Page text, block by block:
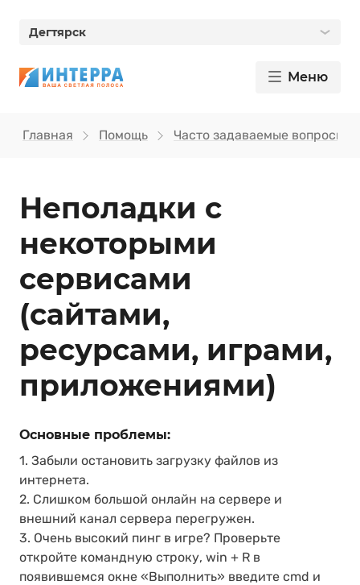
Дегтярск
Меню
Главная Помощь Часто задаваемые вопросы
Неполадки с
некоторыми
сервисами
(сайтами,
ресурсами, играми,
приложениями)
Основные проблемы:
1. Забыли остановить загрузку файлов из
интернета.
2. Слишком большой онлайн на сервере и
внешний канал сервера перегружен.
3. Очень высокий пинг в игре? Проверьте
откройте командную строку, win + R в
появившемся окне «Выполнить» введите cmd и